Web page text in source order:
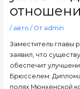
/ авто / От admin
Заместитель главы
заявил, что
обеспечит
Брюсселем.
полях Мюнхенской